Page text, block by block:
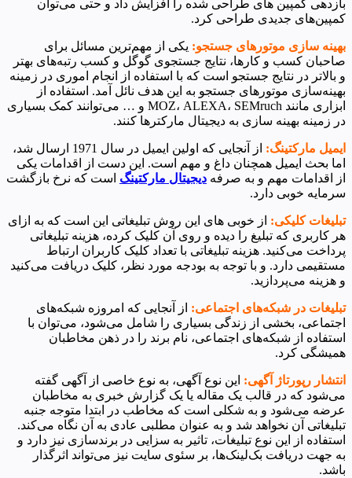
بازدهی کمپین های طراحی شده را افزایش داد و حتی می‌توان
کمپین‌های جدیدی طراحی کرد.
بهینه سازی موتورهای جستجو: یکی از مهم‌ترین مسائل برای
صاحبان کسب و کارها، نتایج جستجوی گوگل و کسب رتبه‌های بهتر
و بالاتر در نتایج جستجو است که با استفاده از انجام اموری در زمینه
بهینه‌سازی موتورهای جستجو به این هدف نائل آمد. استفاده از
ابزاری مانند MOZ، ALEXA، SEMruch و … می‌توانند کمک بسیاری
در زمینه بهینه سازی به دیجیتال مارکترها کنند.
ایمیل مارکتینگ:
از آنجایی که اولین ایمیل در سال 1971 ارسال شد،
اما بحث ایمیل همچنان داغ و مهم است. این دست از اقدامات یکی
از اقدامات مهم و به صرفه دیجیتال مارکتینگ است که نرخ بازگشت
سرمایه خوبی دارد.
تبلیغات کلیکی: از خوبی های این روش تبلیغاتی این است که به ازای
هر کاربری که تبلیغ را دیده و روی آن کلیک کرده، هزینه تبلیغاتی
پرداخت می‌کنید. هزینه تبلیغاتی با تعداد کلیک کاربران ارتباط
مستقیمی دارد. و با توجه به بودجه مورد نظر، کلیک دریافت می‌کنید
و هزینه می‌پردازید.
تبلیغات در شبکه‌‌های اجتماعی: از آنجایی که امروزه شبکه‌های
اجتماعی، بخشی از زندگی بسیاری را شامل می‌شود، می‌توان با
استفاده از شبکه‌های اجتماعی، نام برند را در ذهن مخاطبان
همیشگی کرد.
انتشار رپورتاژ آگهی: این نوع آگهی، به نوع خاصی از آگهی گفته
می‌شود که در قالب یک مقاله یا یک گزارش خبری به مخاطبان
عرضه می‌شود و به شکلی است که مخاطب در ابتدا متوجه جنبه
تبلیغاتی آن نخواهد شد و به عنوان مطلبی عادی به آن نگاه می‌کند.
استفاده از این نوع تبلیغات، تاثیر به سزایی در برندسازی نیز دارد و
به جهت دریافت بک‌لینک‌ها، بر سئوی سایت نیز می‌تواند اثرگذار
باشد.